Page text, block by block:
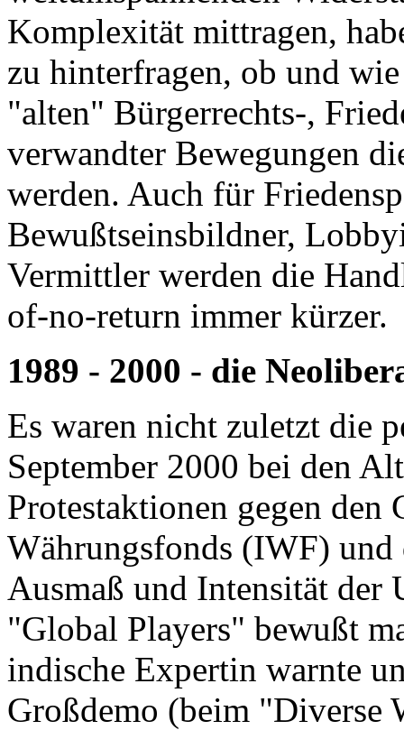
Komplexität mittragen,
zu hinterfragen, ob und
"alten" Bürgerrechts-,
verwandter Bewegungen
werden. Auch für
Bewußtseinsbildner,
Vermittler werden die
of-no-return immer kürzer.
1989 - 2000 - die
Es waren nicht zuletzt die
September 2000 bei den
Protestaktionen gegen
Währungsfonds (IWF)
Ausmaß und Intensität der
"Global Players" bewußt
indische Expertin warnte
Großdemo (beim "Diverse